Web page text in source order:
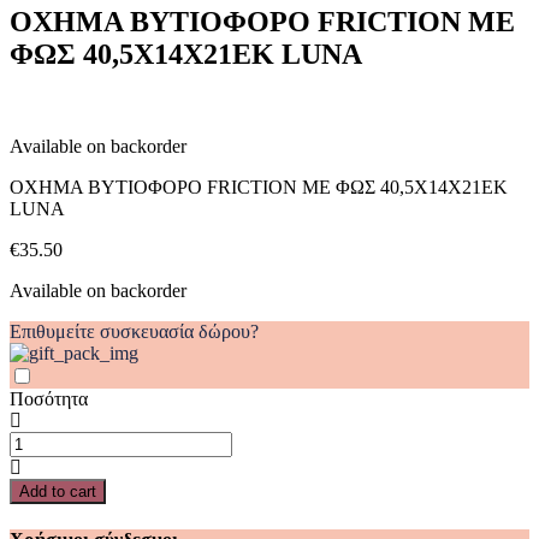
ΦΩΣ
40,5X14X21ΕΚ
LUNA
ΟΧΗΜΑ ΒΥΤΙΟΦΟΡΟ FRICTION ΜΕ
ΦΩΣ 40,5X14X21ΕΚ LUNA
Available on backorder
ΟΧΗΜΑ ΒΥΤΙΟΦΟΡΟ FRICTION ΜΕ ΦΩΣ 40,5X14X21ΕΚ
LUNA
€35.50
Available on backorder
Επιθυμείτε συσκευασία δώρου?
Ποσότητα
ΟΧΗΜΑ
ΒΥΤΙΟΦΟΡΟ
FRICTION
ΜΕ
ΦΩΣ
Add to cart